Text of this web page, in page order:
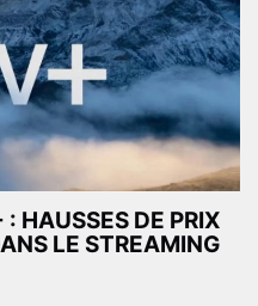
HAUSSES DE PRIX
LE STREAMING